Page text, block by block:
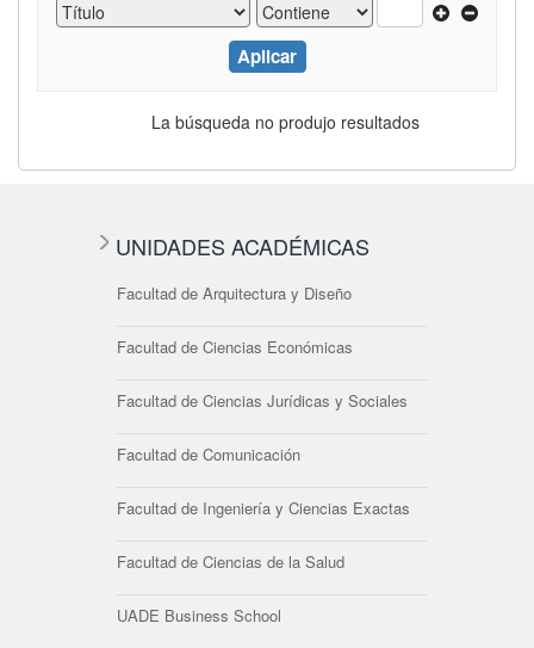
La búsqueda no produjo resultados
UNIDADES ACADÉMICAS
Facultad de Arquitectura y Diseño
Facultad de Ciencias Económicas
Facultad de Ciencias Jurídicas y Sociales
Facultad de Comunicación
Facultad de Ingeniería y Ciencias Exactas
Facultad de Ciencias de la Salud
UADE Business School